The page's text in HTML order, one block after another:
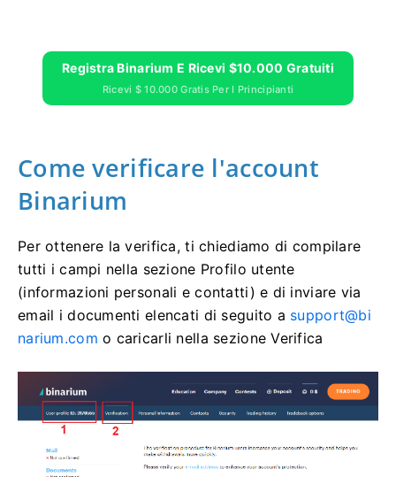
Registra Binarium E Ricevi $10.000 Gratuiti
Ricevi $ 10.000 Gratis Per I Principianti
Come verificare l'account
Binarium
Per ottenere la verifica, ti chiediamo di compilare
tutti i campi nella sezione Profilo utente
(informazioni personali e contatti) e di inviare via
email i documenti elencati di seguito a support@bi
narium.com o caricarli nella sezione Verifica